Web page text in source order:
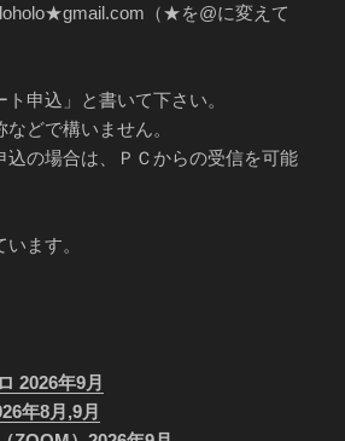
（★を@に変えて
申込」と書いて下さい。
どで構いません。
込の場合は、ＰＣからの受信を可能
ます。
2026年9月
年8月,9月